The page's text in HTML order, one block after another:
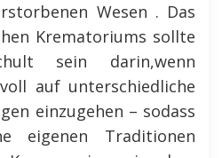
Wesen . Das
Krematoriums sollte
sein darin,wenn
auf unterschiedliche
einzugehen – sodass
eigenen Traditionen